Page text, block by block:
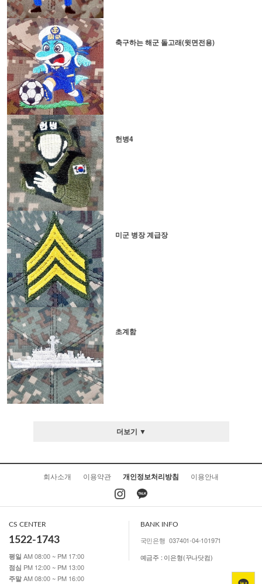
축구하는 해군 돌고래(윗면전용)
헌병4
미군 병장 계급장
초계함
더보기 ▼
회사소개 이용약관 개인정보처리방침 이용안내
CS CENTER
1522-1743
평일 AM 08:00 ~ PM 17:00
점심 PM 12:00 ~ PM 13:00
주말 AM 08:00 ~ PM 16:00
BANK INFO
국민은행 037401-04-101971
예금주 : 이은형(꾸나닷컴)